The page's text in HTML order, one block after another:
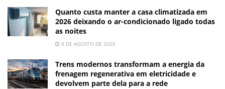
Quanto custa manter a casa climatizada em
2026 deixando o ar-condicionado ligado todas
as noites
8 DE AGOSTO DE 2026
Trens modernos transformam a energia da
frenagem regenerativa em eletricidade e
devolvem parte dela para a rede